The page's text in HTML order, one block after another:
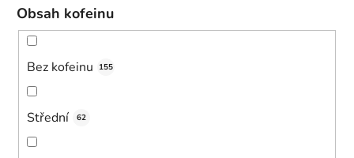
Obsah kofeinu
Bez kofeinu 155
Střední 62